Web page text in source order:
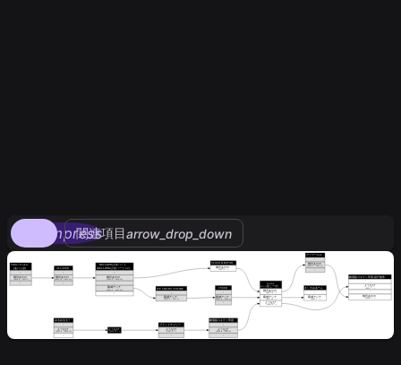
compress
関連項目arrow_drop_down